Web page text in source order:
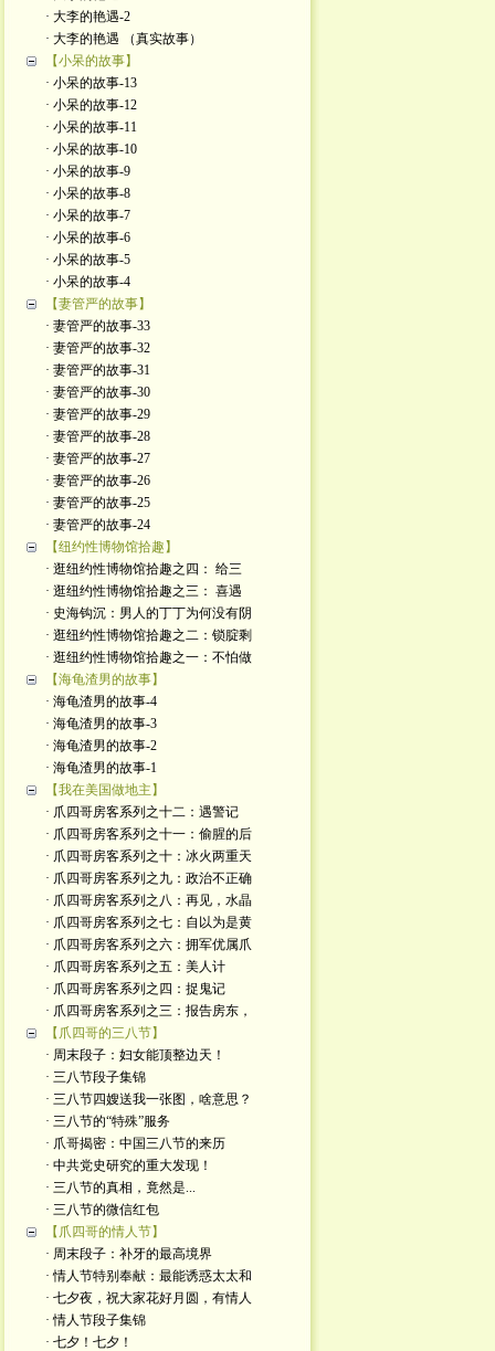
· 大李的艳遇-2
· 大李的艳遇 （真实故事）
【小呆的故事】
· 小呆的故事-13
· 小呆的故事-12
· 小呆的故事-11
· 小呆的故事-10
· 小呆的故事-9
· 小呆的故事-8
· 小呆的故事-7
· 小呆的故事-6
· 小呆的故事-5
· 小呆的故事-4
【妻管严的故事】
· 妻管严的故事-33
· 妻管严的故事-32
· 妻管严的故事-31
· 妻管严的故事-30
· 妻管严的故事-29
· 妻管严的故事-28
· 妻管严的故事-27
· 妻管严的故事-26
· 妻管严的故事-25
· 妻管严的故事-24
【纽约性博物馆拾趣】
· 逛纽约性博物馆拾趣之四： 给三
· 逛纽约性博物馆拾趣之三： 喜遇
· 史海钩沉：男人的丁丁为何没有阴
· 逛纽约性博物馆拾趣之二：锁腚剩
· 逛纽约性博物馆拾趣之一：不怕做
【海龟渣男的故事】
· 海龟渣男的故事-4
· 海龟渣男的故事-3
· 海龟渣男的故事-2
· 海龟渣男的故事-1
【我在美国做地主】
· 爪四哥房客系列之十二：遇警记
· 爪四哥房客系列之十一：偷腥的后
· 爪四哥房客系列之十：冰火两重天
· 爪四哥房客系列之九：政治不正确
· 爪四哥房客系列之八：再见，水晶
· 爪四哥房客系列之七：自以为是黄
· 爪四哥房客系列之六：拥军优属爪
· 爪四哥房客系列之五：美人计
· 爪四哥房客系列之四：捉鬼记
· 爪四哥房客系列之三：报告房东，
【爪四哥的三八节】
· 周末段子：妇女能顶整边天！
· 三八节段子集锦
· 三八节四嫂送我一张图，啥意思？
· 三八节的“特殊”服务
· 爪哥揭密：中国三八节的来历
· 中共党史研究的重大发现！
· 三八节的真相，竟然是...
· 三八节的微信红包
【爪四哥的情人节】
· 周末段子：补牙的最高境界
· 情人节特别奉献：最能诱惑太太和
· 七夕夜，祝大家花好月圆，有情人
· 情人节段子集锦
· 七夕！七夕！